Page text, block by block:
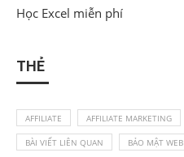
Học Excel miễn phí
THẺ
AFFILIATE AFFILIATE MARKETING
BÀI VIẾT LIÊN QUAN BẢO MẬT WEB